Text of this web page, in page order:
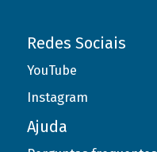
Redes Sociais
YouTube
Instagram
Ajuda